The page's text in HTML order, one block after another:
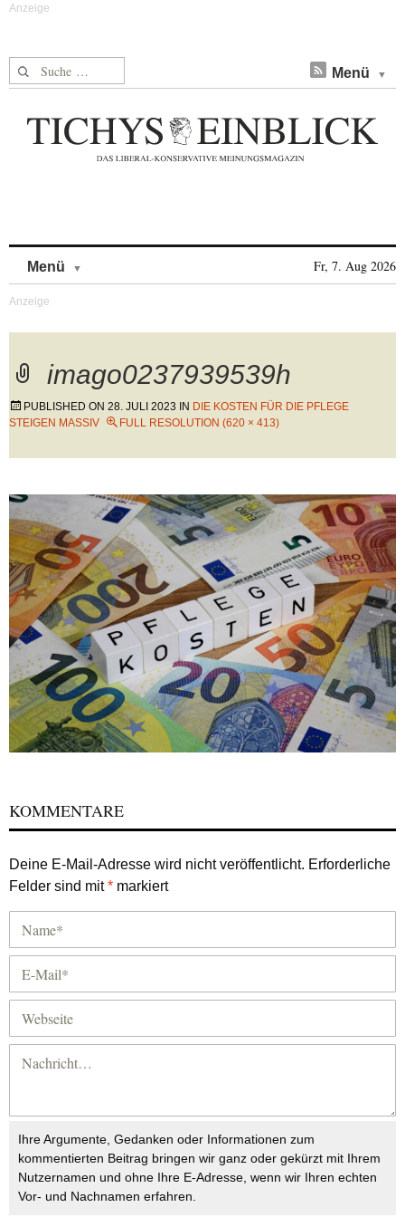
Suche nach: Menü
Menü Fr, 7. Aug 2026
imago0237939539h
PUBLISHED ON 28. JULI 2023 IN DIE KOSTEN FÜR DIE PFLEGE
STEIGEN MASSIV
FULL RESOLUTION (620 × 413)
KOMMENTARE
Deine E-Mail-Adresse wird nicht veröffentlicht. Erforderliche
Felder sind mit* markiert
Ihre Argumente, Gedanken oder Informationen zum
kommentierten Beitrag bringen wir ganz oder gekürzt mit Ihrem
Nutzernamen und ohne Ihre E-Adresse, wenn wir Ihren echten
Vor- und Nachnamen erfahren.